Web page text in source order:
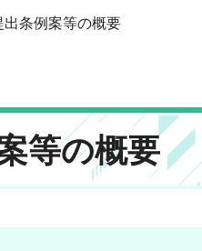
条例案等の概要
等の概要